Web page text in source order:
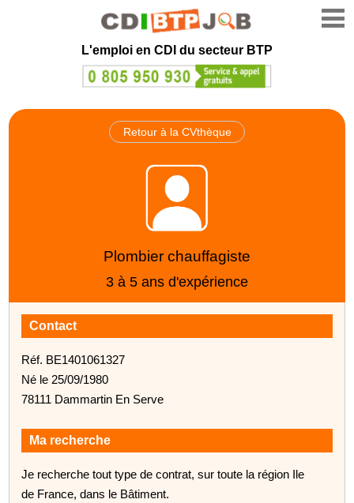
L'emploi en CDI du secteur BTP
Retour à la CVthèque
Plombier chauffagiste
3 à 5 ans d'expérience
Contact
Réf. BE1401061327
Né le 25/09/1980
78111 Dammartin En Serve
Ma recherche
Je recherche tout type de contrat, sur toute la région Ile
de France, dans le Bâtiment.